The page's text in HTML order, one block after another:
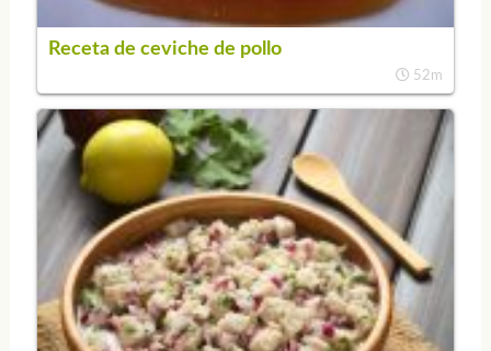
Receta de ceviche de pollo
52m